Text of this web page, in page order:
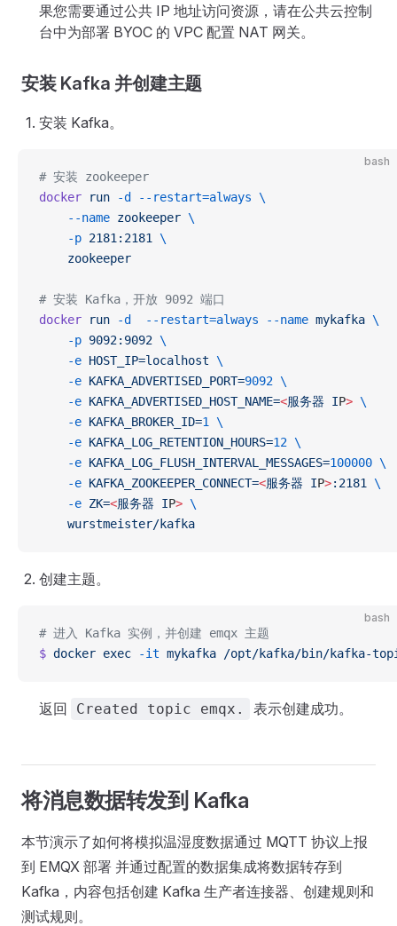
果您需要通过公共 IP 地址访问资源，请在公共云控制
台中为部署 BYOC 的 VPC 配置 NAT 网关。
安装 Kafka 并创建主题
安装 Kafka。
bash
# 安装 zookeeper
docker run -d --restart=always \
    --name
zookeeper \
    -p
2181:2181
\
    zookeeper
# 安装 Kafka，开放 9092 端口
docker run -d
  --restart=always
--name mykafka \
    -p
9092:9092 \
    -e
HOST_IP=localhost \
    -e
KAFKA_ADVERTISED_PORT=9092 \
    -e
KAFKA_ADVERTISED_HOST_NAME=<服务器 IP> \
    -e
KAFKA_BROKER_ID=1
\
    -e
KAFKA_LOG_RETENTION_HOURS=12 \
    -e
KAFKA_LOG_FLUSH_INTERVAL_MESSAGES=100000 \
    -e
KAFKA_ZOOKEEPER_CONNECT=<服务器 IP>:2181
\
    -e
ZK=<服务器 IP> \
    wurstmeister/kafka
创建主题。
bash
# 进入 Kafka 实例，并创建 emqx 主题
$ docker exec -it mykafka /opt/kafka/bin/kafka-
返回 Created topic emqx. 表示创建成功。
将消息数据转发到 Kafka
本节演示了如何将模拟温湿度数据通过 MQTT 协议上报
到 EMQX 部署 并通过配置的数据集成将数据转存到
Kafka，内容包括创建 Kafka 生产者连接器、创建规则和
测试规则。